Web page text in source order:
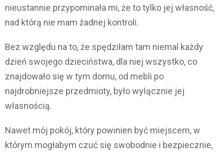
nieustannie przypominała mi, że to tylko jej własność,
nad którą nie mam żadnej kontroli.
Bez względu na to, że spędziłam tam niemal każdy
dzień swojego dzieciństwa, dla niej wszystko, co
znajdowało się w tym domu, od mebli po
najdrobniejsze przedmioty, było wyłącznie jej
własnością.
Nawet mój pokój, który powinien być miejscem, w
którym mogłabym czuć się swobodnie i bezpiecznie,